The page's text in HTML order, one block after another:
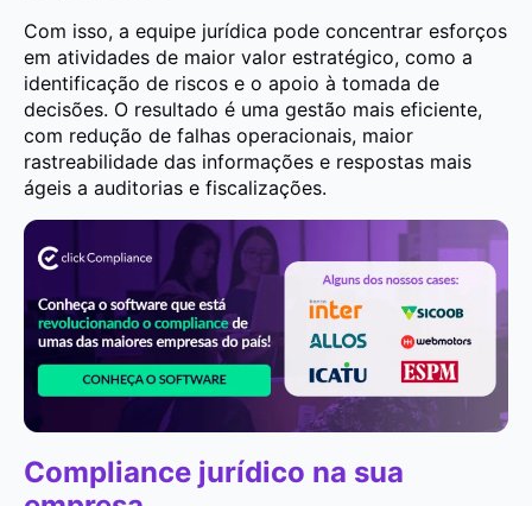
Com isso, a equipe jurídica pode concentrar esforços
em atividades de maior valor estratégico, como a
identificação de riscos e o apoio à tomada de
decisões. O resultado é uma gestão mais eficiente,
com redução de falhas operacionais, maior
rastreabilidade das informações e respostas mais
ágeis a auditorias e fiscalizações.
Compliance jurídico na sua